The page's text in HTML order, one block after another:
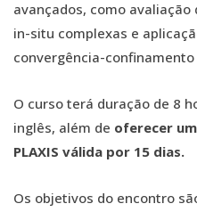
avançados, como
in-situ complexas e
convergência-
O curso terá duração de 8
inglês, além de oferecer
PLAXIS válida por 15 dias.
Os objetivos do encontro